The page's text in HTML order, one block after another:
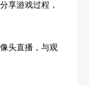
享游戏过程，
头直播，与观